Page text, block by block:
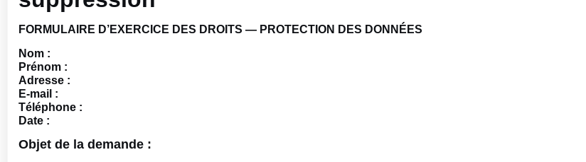
FORMULAIRE D’EXERCICE DES DROITS — PROTECTION DES DONNÉES
Nom :
Prénom :
Adresse :
E-mail :
Téléphone :
Date :
Objet de la demande :